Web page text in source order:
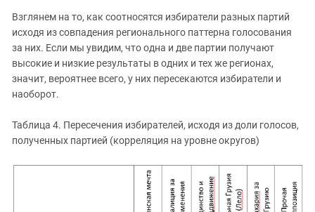
Взглянем на то, как соотносятся избиратели разных партий
исходя из совпадения регионального паттерна голосования
за них. Если мы увидим, что одна и две партии получают
высокие и низкие результаты в одних и тех же регионах,
значит, вероятнее всего, у них пересекаются избиратели и
наоборот.
Таблица 4. Пересечения избирателей, исходя из доли голосов,
полученных партией (корреляция на уровне округов)